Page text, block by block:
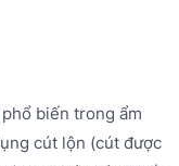
biến trong ẩm
cút lộn (cút được